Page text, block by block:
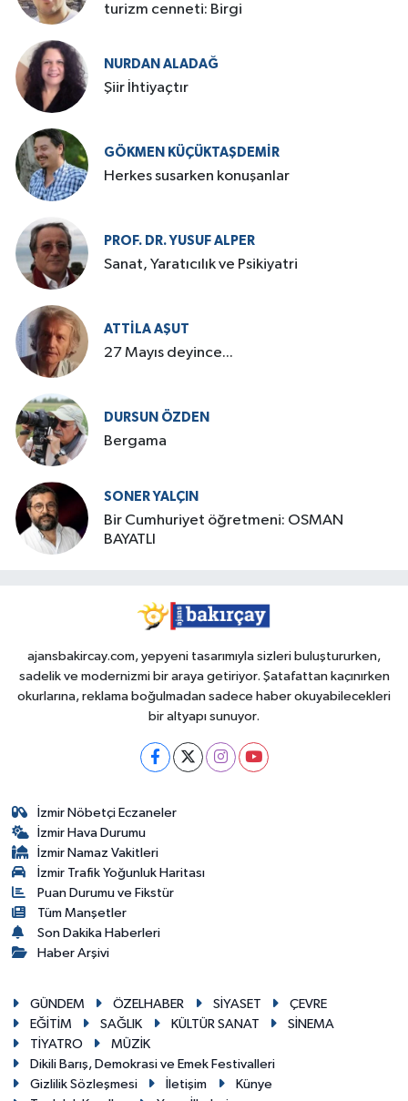
turizm cenneti: Birgi
NURDAN ALADAĞ
Şiir İhtiyaçtır
GÖKMEN KÜÇÜKTAŞDEMIR
Herkes susarken konuşanlar
PROF. DR. YUSUF ALPER
Sanat, Yaratıcılık ve Psikiyatri
ATTILA AŞUT
27 Mayıs deyince...
DURSUN ÖZDEN
Bergama
SONER YALÇIN
Bir Cumhuriyet öğretmeni: OSMAN
BAYATLI
ajansbakircay.com, yepyeni tasarımıyla sizleri buluştururken,
sadelik ve modernizmi bir araya getiriyor. Şatafattan kaçınırken
okurlarına, reklama boğulmadan sadece haber okuyabilecekleri
bir altyapı sunuyor.
İzmir Nöbetçi Eczaneler
İzmir Hava Durumu
İzmir Namaz Vakitleri
İzmir Trafik Yoğunluk Haritası
Puan Durumu ve Fikstür
Tüm Manşetler
Son Dakika Haberleri
Haber Arşivi
GÜNDEM ÖZELHABER SİYASET
ÇEVRE
EĞİTİM
SAĞLIK KÜLTÜR SANAT
SİNEMA
TİYATRO
MÜZİK
Dikili Barış, Demokrasi ve Emek Festivalleri
Gizlilik Sözleşmesi
İletişim
Künye